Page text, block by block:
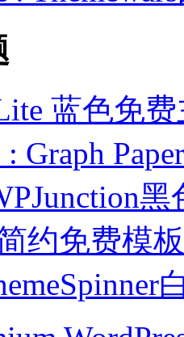
蓝色免
: Graph
约免费模板